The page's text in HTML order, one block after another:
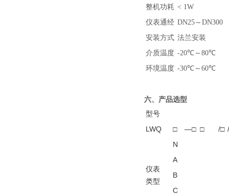
整机功耗 < 1W
仪表通经 DN25～DN300
安装方式 法兰安装
介质温度 -20℃～80℃
环境温度 -30℃～60℃
六、产品选型
型号
LWQ
□ —□ □ /□
仪表
类型
N
A
B
C